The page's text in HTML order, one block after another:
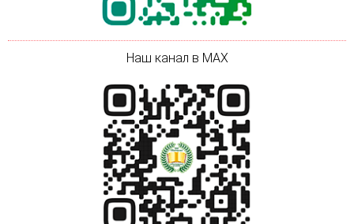
Наш канал в MAX